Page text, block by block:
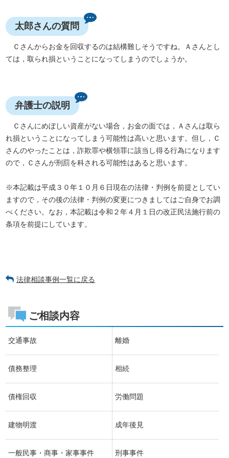
太郎さんの質問
Ｃさんからお金を回収するのは結構難しそうですね。Ａさんとし
ては，取られ損ということになってしまうのでしょうか。
弁護士の説明
Ｃさんにめぼしい資産がない場合，お金の面では，Ａさんは取ら
れ損ということになってしまう可能性は高いと思います。但し，Ｃ
さんのやったことは，詐欺罪や横領罪に該当し得る行為になります
ので，Ｃさんが刑罰を科される可能性はあると思います。
※本記載は平成３０年１０月６日現在の法律・判例を前提としてい
ますので，その後の法律・判例の変更につきましてはご自身でお調
べください。なお，本記載は令和２年４月１日の改正民法施行前の
条項を前提にしています。
法律相談事例一覧に戻る
ご相談内容
交通事故 離婚
債務整理 相続
債権回収 労働問題
建物明渡 成年後見
一般民事・商事・家事事件 刑事事件